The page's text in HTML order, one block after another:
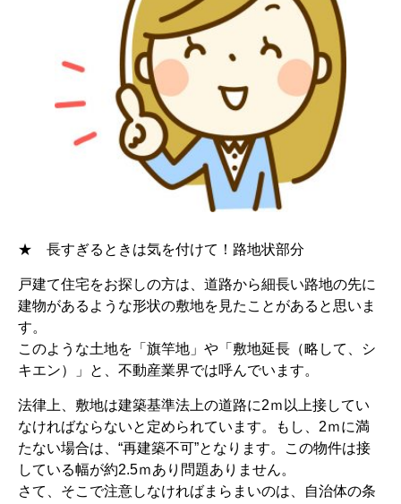
★ 長すぎるときは気を付けて！路地状部分
戸建て住宅をお探しの方は、道路から細長い路地の先に
建物があるような形状の敷地を見たことがあると思いま
す。
このような土地を「旗竿地」や「敷地延長（略して、シ
キエン）」と、不動産業界では呼んでいます。
法律上、敷地は建築基準法上の道路に2ｍ以上接してい
なければならないと定められています。もし、2ｍに満
たない場合は、“再建築不可”となります。この物件は接
している幅が約2.5ｍあり問題ありません。
さて、そこで注意しなければまらまいのは、自治体の条